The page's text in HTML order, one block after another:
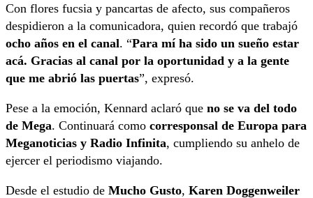
Con flores fucsia y pancartas de afecto, sus compañeros
despidieron a la comunicadora, quien recordó que trabajó
ocho años en el canal. “Para mí ha sido un sueño estar
acá. Gracias al canal por la oportunidad y a la gente
que me abrió las puertas”, expresó.
Pese a la emoción, Kennard aclaró que no se va del todo
de Mega. Continuará como corresponsal de Europa para
Meganoticias y Radio Infinita, cumpliendo su anhelo de
ejercer el periodismo viajando.
Desde el estudio de Mucho Gusto, Karen Doggenweiler